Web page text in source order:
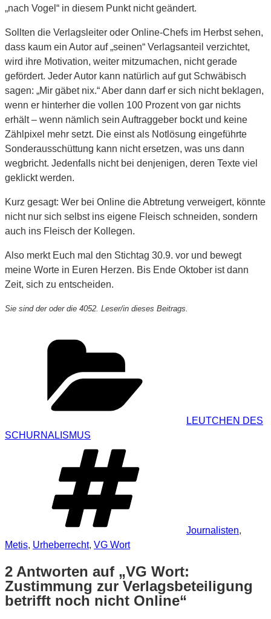
„nach Vogel“ in diesem Punkt nicht geändert.
Sollten die Verlagsleiter oder Online-Chefs im Herbst sehen,
dass kaum ein Autor auf „seinen“ Verlagsanteil verzichtet,
wird ihre Motivation, weiter mitzumachen, nicht gerade
gefördert. Jeder Autor kann natürlich auf gut Schwäbisch
sagen: „Mir gäbet nix.“ Aber dann darf er sich nicht beklagen,
wenn er hinterher die vollen 100 Prozent von gar nichts
erhält – wenn nämlich sein Auftraggeber bockt und keine
Zählpixel mehr setzt. Die einst als Notlösung eingeführte
Sonderausschüttung kann nicht ersetzen, was uns dann
wegbricht. Jedenfalls nicht bei denjenigen, deren Texte viel
geklickt werden.
Kurz gesagt: Wer bei Online die Abtretung verweigert, könnte
nicht nur sich selbst ins eigene Fleisch schneiden, sondern
auch ins Fleisch der Kollegen.
Also merkt Euch mal den Stichtag 30.9. vor und bewegt
meine Worte in Euren Herzen. Bis Ende Oktober ist dann
Zeit, sich zu entscheiden.
Sie sind der oder die 4052. Leser/in dieses Beitrags.
LEUTCHEN DES
SCHURNALISMUS
Journalisten,
Metis, Urheberrecht, VG Wort
2 Antworten auf „VG Wort:
Zustimmung zur Verlagsbeteiligung
betrifft noch nicht Online“